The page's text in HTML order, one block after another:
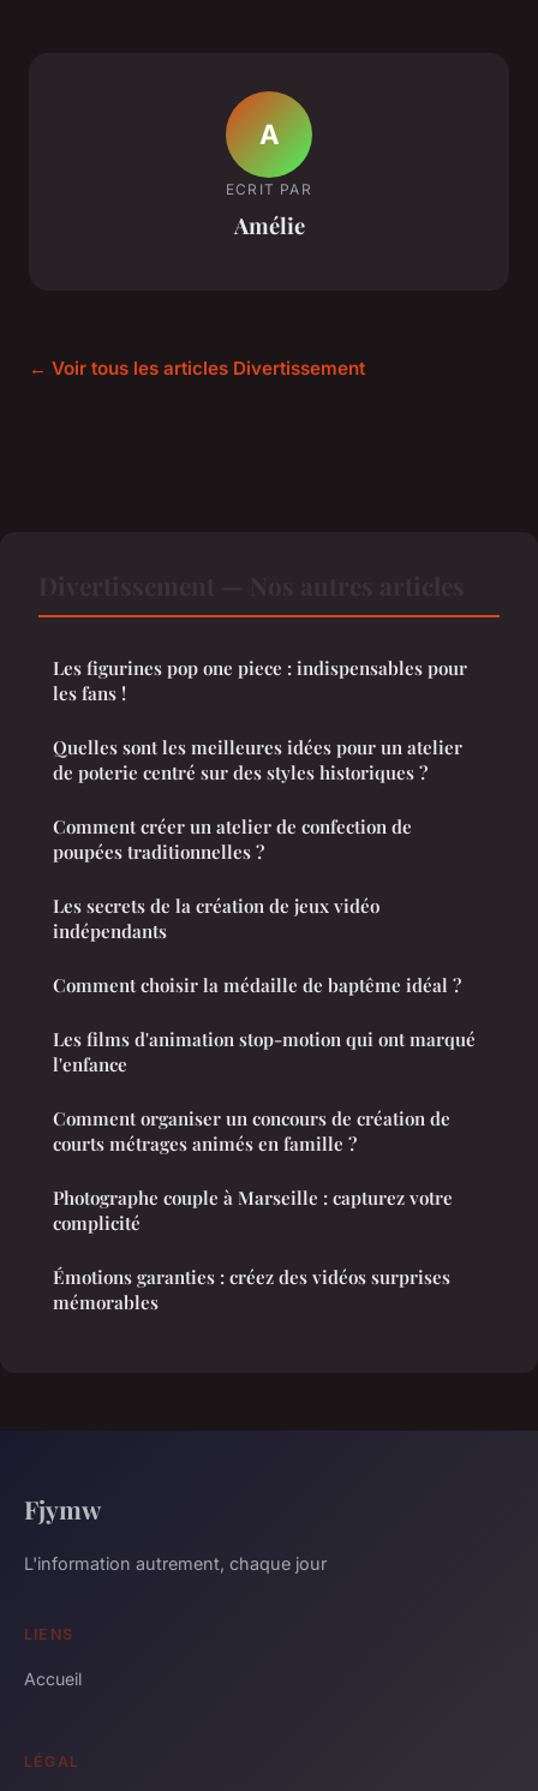
A
ECRIT PAR
Amélie
← Voir tous les articles Divertissement
Les figurines pop one piece : indispensables pour
les fans !
Quelles sont les meilleures idées pour un atelier
de poterie centré sur des styles historiques ?
Comment créer un atelier de confection de
poupées traditionnelles ?
Les secrets de la création de jeux vidéo
indépendants
Comment choisir la médaille de baptême idéal ?
Les films d'animation stop-motion qui ont marqué
l'enfance
Comment organiser un concours de création de
courts métrages animés en famille ?
Photographe couple à Marseille : capturez votre
complicité
Émotions garanties : créez des vidéos surprises
mémorables
Fjymw
L'information autrement, chaque jour
LIENS
Accueil
LÉGAL